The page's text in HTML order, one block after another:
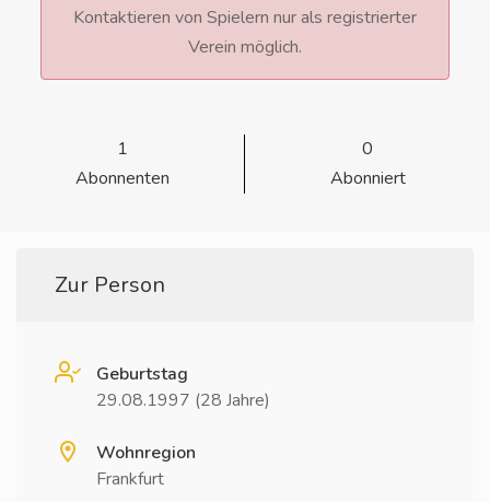
Kontaktieren von Spielern nur als registrierter
Verein möglich.
1
Abonnenten
0
Abonniert
Zur Person
Geburtstag
29.08.1997 (28 Jahre)
Wohnregion
Frankfurt